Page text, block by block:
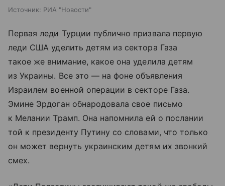
Источник: РИА "Новости"
Первая леди Турции публично призвала первую
леди США уделить детям из сектора Газа
такое же внимание, какое она уделила детям
из Украины. Все это — на фоне объявления
Израилем военной операции в секторе Газа.
Эмине Эрдоган обнародовала свое письмо
к Мелании Трамп. Она напомнила ей о послании
той к президенту Путину со словами, что только
он может вернуть украинским детям их звонкий
смех.